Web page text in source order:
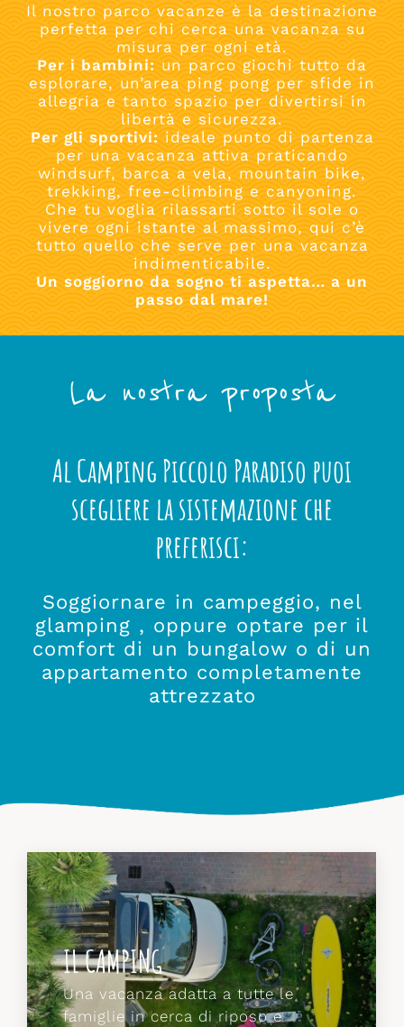
Il nostro parco vacanze è la destinazione
perfetta per chi cerca una vacanza su
misura per ogni età.
Per i bambini:un parco giochi tutto da
esplorare, un’area ping pong per sfide in
allegria e tanto spazio per divertirsi in
libertà e sicurezza.
Per gli sportivi:ideale punto di partenza
per una vacanza attiva praticando
windsurf, barca a vela, mountain bike,
trekking, free-climbing e canyoning.
Che tu voglia rilassarti sotto il sole o
vivere ogni istante al massimo, qui c’è
tutto quello che serve per una vacanza
indimenticabile.
Un soggiorno da sogno ti aspetta… a un
passo dal mare!
La nostra proposta
Al Camping Piccolo Paradiso puoi
scegliere la sistemazione che
preferisci:
Soggiornare in campeggio, nel
glamping , oppure optare per il
comfort di un bungalow o di un
appartamento completamente
attrezzato
GLI APPARTAMENTI
Chi preferisce le comodità dell'
appartamento potrà soggiornare nei